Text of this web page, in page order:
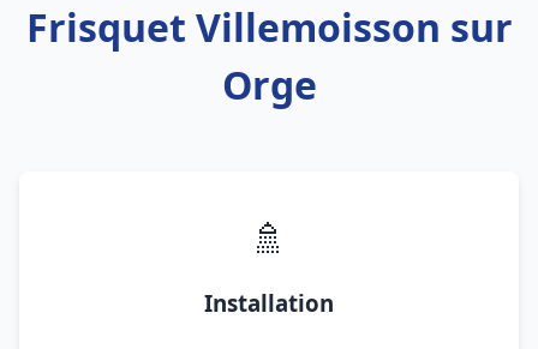
Frisquet Villemoisson sur
Orge
🚿
Installation